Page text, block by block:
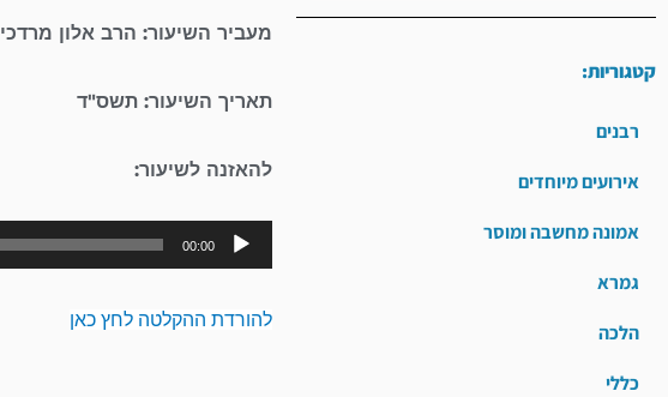
קטגוריות:
רבנים
אירועים מיוחדים
אמונה מחשבה ומוסר
גמרא
הלכה
כללי
מעביר השיעור: הרב אלון מרדכי
תאריך השיעור: תשס"ד
להאזנה לשיעור:
00:00
להורדת ההקלטה לחץ כאן